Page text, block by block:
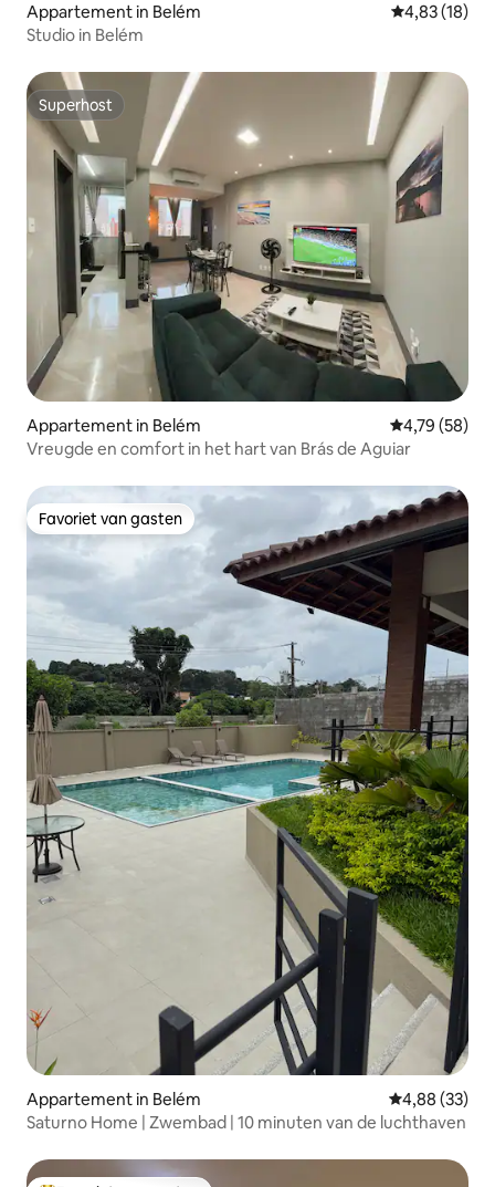
Appartement in Belém Gemiddelde
4,83 (18)
Studio in Belém
Superhost
Superhost
Appartement in Belém Gemiddelde
4,79 (58)
Vreugde en comfort in het hart van Brás de Aguiar
Favoriet van gasten
Favoriet van gasten
Appartement in Belém Gemiddelde
4,88 (33)
Saturno Home | Zwembad | 10 minuten van de luchthaven